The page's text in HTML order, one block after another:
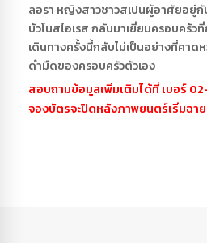
ลอรา หญิงสาวชาวสเปนผู้อาศัยอยู่กั
บัวโนสไอเรส กลับมาเยี่ยมครอบครั
เดินทางครั้งนี้กลับไม่เป็นอย่างที่คาด
ดำมืดของครอบครัวตัวเอง
สอบถามข้อมูลเพิ่มเติมได้ที่ เบอร์
จองบัตรจะปิดหลังภาพยนตร์เริ่มฉา